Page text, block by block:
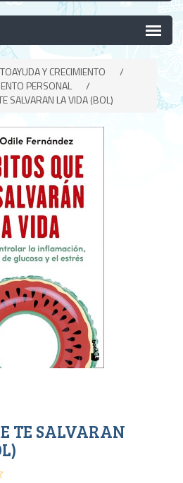
Y CRECIMIENTO
/
PERSONAL
/
SALVARAN LA VIDA (BOL)
TE SALVARAN